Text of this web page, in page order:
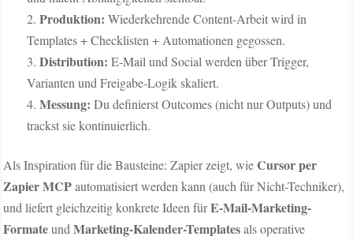
Produktion: Wiederkehrende Content-Arbeit wird in
Templates + Checklisten + Automationen gegossen.
Distribution: E-Mail und Social werden über Trigger,
Varianten und Freigabe-Logik skaliert.
Messung: Du definierst Outcomes (nicht nur Outputs) und
trackst sie kontinuierlich.
Als Inspiration für die Bausteine: Zapier zeigt, wieCursor per
Zapier MCPautomatisiert werden kann (auch für Nicht-Techniker),
und liefert gleichzeitig konkrete Ideen fürE-Mail-Marketing-
FormateundMarketing-Kalender-Templatesals operative